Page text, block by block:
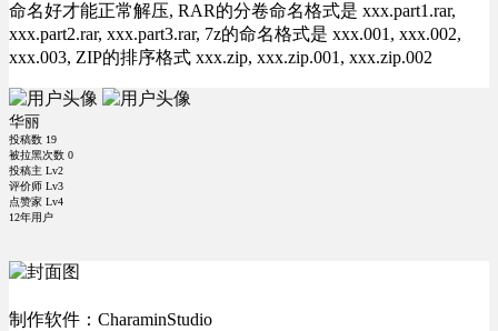
命名好才能正常解压, RAR的分卷命名格式是 xxx.part1.rar,
xxx.part2.rar, xxx.part3.rar, 7z的命名格式是 xxx.001, xxx.002,
xxx.003, ZIP的排序格式 xxx.zip, xxx.zip.001, xxx.zip.002
华丽
投稿数 19
被拉黑次数 0
投稿主 Lv2
评价师 Lv3
点赞家 Lv4
12年用户
制作软件：CharaminStudio